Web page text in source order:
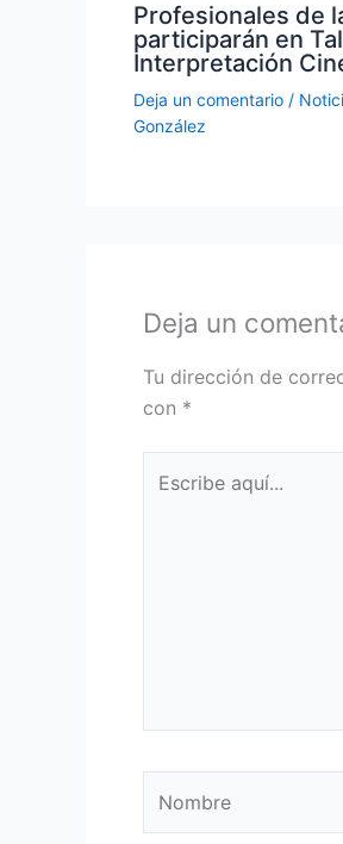
Profesionales de
participarán en
Interpretación
Deja un comentario /
González
Deja un
Tu dirección de
con *
aquí...